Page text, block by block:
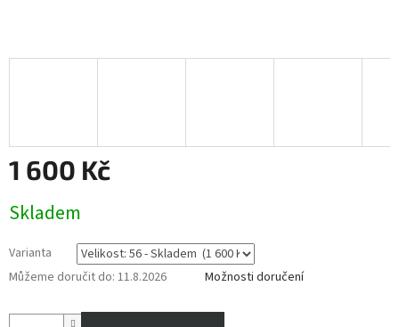
1 600 Kč
cena:
Skladem
Varianta
Můžeme doručit do: 11.8.2026 Možnosti doručení